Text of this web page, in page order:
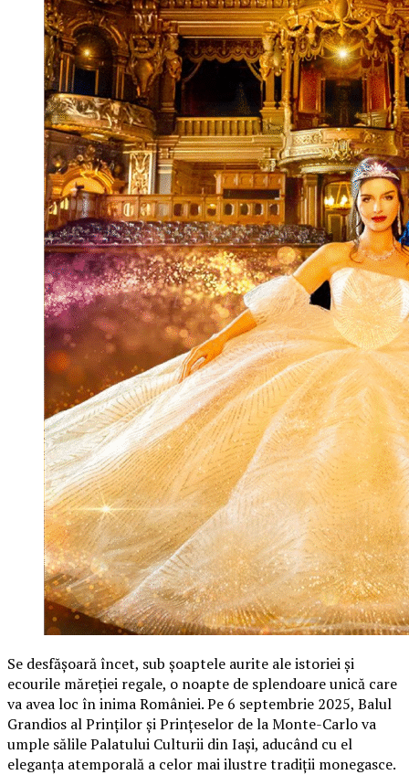
Se desfășoară încet, sub șoaptele aurite ale istoriei și
ecourile măreției regale, o noapte de splendoare unică care
va avea loc în inima României. Pe 6 septembrie 2025, Balul
Grandios al Prinților și Prințeselor de la Monte-Carlo va
umple sălile Palatului Culturii din Iași, aducând cu el
eleganța atemporală a celor mai ilustre tradiții monegasce.